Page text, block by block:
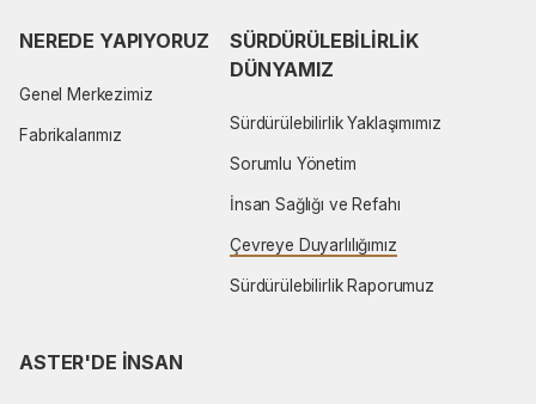
NEREDE YAPIYORUZ
Genel Merkezimiz
Fabrikalarımız
SÜRDÜRÜLEBILIRLIK
DÜNYAMIZ
Sürdürülebilirlik Yaklaşımımız
Sorumlu Yönetim
İnsan Sağlığı ve Refahı
Çevreye Duyarlılığımız
Sürdürülebilirlik Raporumuz
ASTER'DE İNSAN